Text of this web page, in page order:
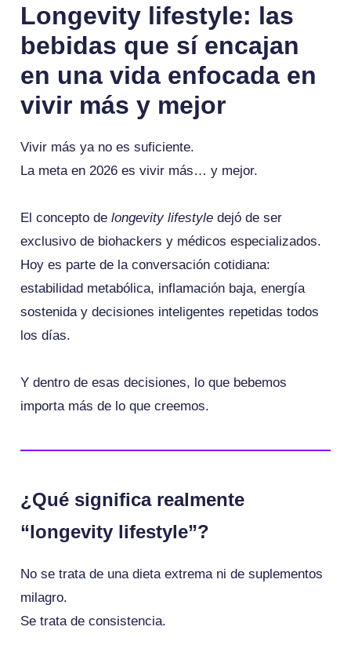
Longevity lifestyle: las
bebidas que sí encajan
en una vida enfocada en
vivir más y mejor
Vivir más ya no es suficiente.
La meta en 2026 es vivir más… y mejor.
El concepto delongevity lifestyle dejó de ser
exclusivo de biohackers y médicos especializados.
Hoy es parte de la conversación cotidiana:
estabilidad metabólica, inflamación baja, energía
sostenida y decisiones inteligentes repetidas todos
los días.
Y dentro de esas decisiones, lo que bebemos
importa más de lo que creemos.
¿Qué significa realmente
“longevity lifestyle”?
No se trata de una dieta extrema ni de suplementos
milagro.
Se trata de consistencia.